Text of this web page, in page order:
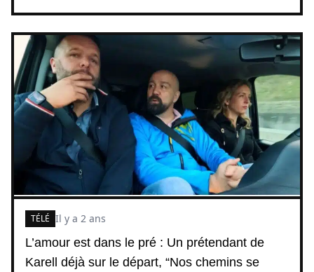
L’amour est dans le pré : Un prétendant de
Karell déjà sur le départ, “Nos chemins se
TÉLÉ Il y a 2 ans